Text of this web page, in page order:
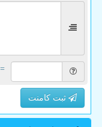
= ۲ بعلاوه ۳
ثبت کامنت